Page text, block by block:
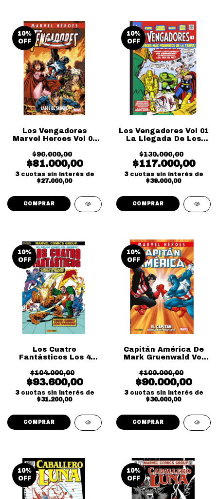
10%
OFF
Los Vengadores
Marvel Heroes Vol 01
$90.000,00
$81.000,00
3 cuotas sin interés de
$27.000,00
10%
OFF
Los Vengadores Vol 01
La Llegada De Los
$130.000,00
$117.000,00
3 cuotas sin interés de
$39.000,00
10%
OFF
Los Cuatro
Fantásticos Los 4
Contraatacan
$104.000,00
$93.600,00
3 cuotas sin interés de
$31.200,00
10%
OFF
Capitán América De
Mark Gruenwald Vol
$100.000,00
$90.000,00
3 cuotas sin interés de
$30.000,00
10%
OFF
10%
OFF